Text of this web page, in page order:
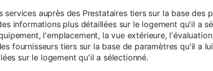
auprès des Prestataires tiers sur la base des
informations plus détaillées sur le logement qu'il a
l'emplacement, la vue extérieure,
fournisseurs tiers sur la base de paramètres qu'il a
sur le logement qu'il a sélectionné.